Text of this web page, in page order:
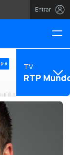
Entrar
TV
RTP